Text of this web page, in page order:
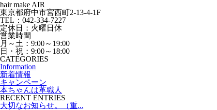
hair make AIR
東京都府中市宮西町2-13-4-1F
TEL：042-334-7227
定休日：火曜日休
営業時間
月～土：9:00～19:00
日・祝：9:00～18:00
CATEGORIES
Information
新着情報
キャンペーン
本ちゃんは革職人
RECENT ENTRIES
大切なお知らせ。（重...